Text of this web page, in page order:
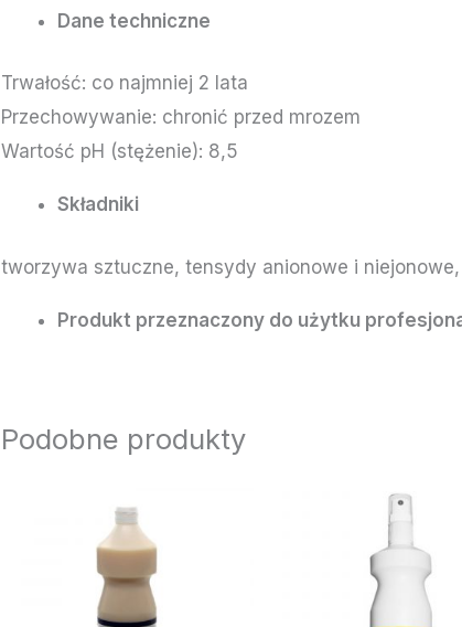
Dane techniczne
Trwałość: co najmniej 2 lata
Przechowywanie: chronić przed mrozem
Wartość pH (stężenie): 8,5
Składniki
tworzywa sztuczne, tensydy anionowe i
Produkt przeznaczony do użytku
Podobne produkty